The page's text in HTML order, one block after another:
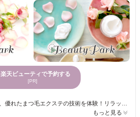
楽天ビューティで予約する
[PR]
光あふれる雰囲気の中で、優れたまつ毛エクステの技術を体験！リラックスした店内で、さまざまな年齢層に愛されるスタイルを提供します。自分だけの特別なまつ毛に仕上げます！ MAQUIA 加賀店では、明るくオープンな雰囲気の中で、お客様の理想の美しさを引き出すお手伝いをしています。トレンドを意識した豊富なデザインと丁寧な施術で、多様な年齢向けサービスを提供しているので、幅広い世代のお客様にご満足いただけます。自然光が明るい店内は、リラックス効果も抜群で、心地よい時間を過ごせます。まつげエクステに熟練したスタッフが、あなたにぴったりのデザインを提案、華やかで自信溢れる目元を実現します。自分自身をもっと好きになれる、そんな体験をしたい方々におすすめです。ぜひ一度足を運んで、新しい美しさをお楽しみください。
もっと見る